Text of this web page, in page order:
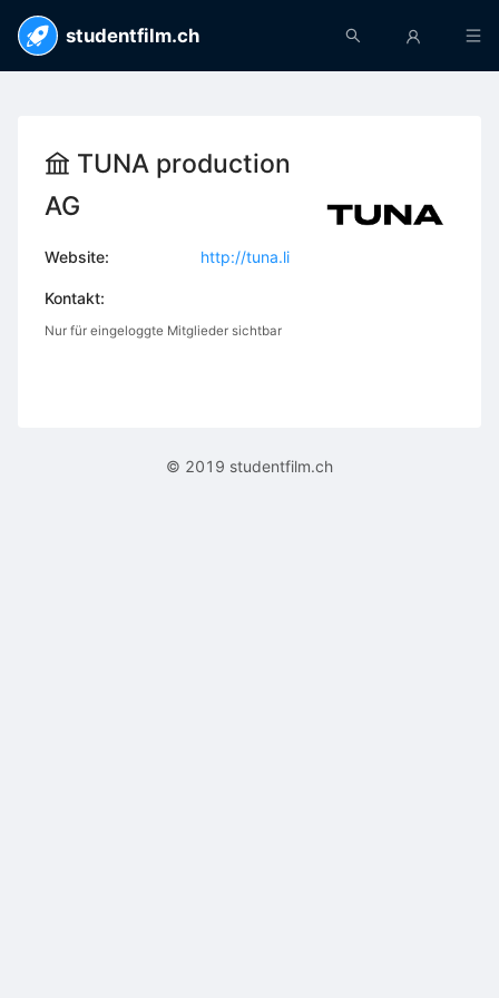
studentfilm.ch
TUNA production
AG
Website: http://tuna.li
Kontakt:
Nur für eingeloggte Mitglieder sichtbar
© 2019 studentfilm.ch